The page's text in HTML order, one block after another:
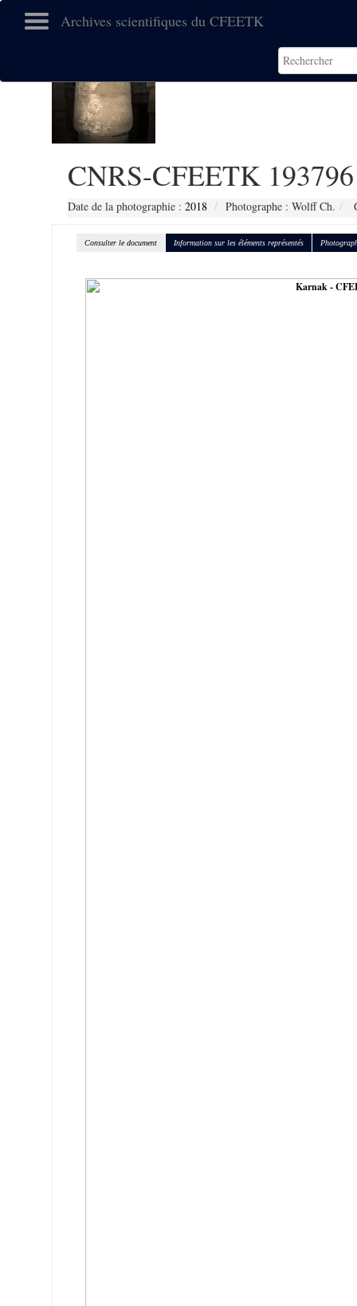
Archives scientifiques du CFEETK
CNRS-CFEETK 193796
Date de la photographie : 2018 Photographe : Wolff Ch.
Consulter le document Information sur les éléments représentés